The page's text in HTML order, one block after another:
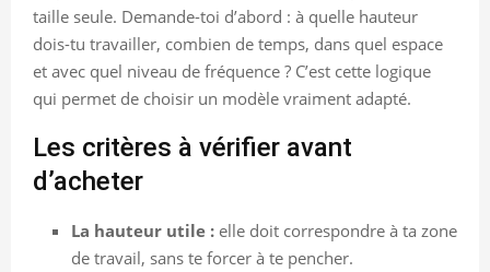
taille seule. Demande-toi d’abord : à quelle hauteur
dois-tu travailler, combien de temps, dans quel espace
et avec quel niveau de fréquence ? C’est cette logique
qui permet de choisir un modèle vraiment adapté.
Les critères à vérifier avant
d’acheter
La hauteur utile : elle doit correspondre à ta zone
de travail, sans te forcer à te pencher.